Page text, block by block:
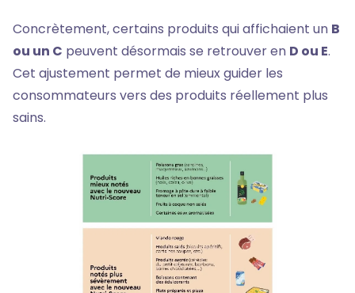
Concrètement, certains produits qui affichaient un B
ou un C peuvent désormais se retrouver en D ou E.
Cet ajustement permet de mieux guider les
consommateurs vers des produits réellement plus
sains.